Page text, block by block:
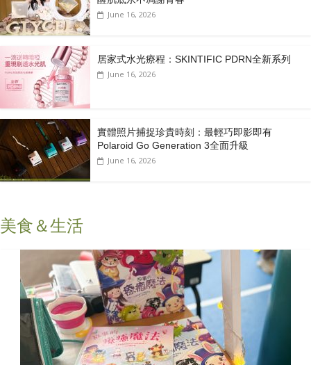
June 16, 2026
居家式水光療程：SKINTIFIC PDRN全新系列
June 16, 2026
實體照片捕捉珍貴時刻：最輕巧即影即有
Polaroid Go Generation 3全面升級
June 16, 2026
美食＆生活